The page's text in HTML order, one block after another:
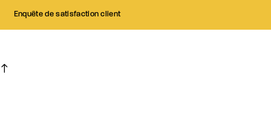
Enquête de satisfaction client